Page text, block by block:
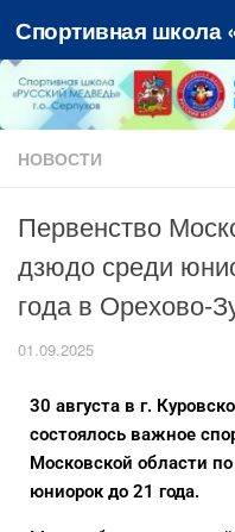
Перейти к
НОВОСТИ
Первенство
дзюдо среди
года в Орехово-
01.09.2025
30 августа в г.
состоялось важное
Московской области
юниорок до 21 года.